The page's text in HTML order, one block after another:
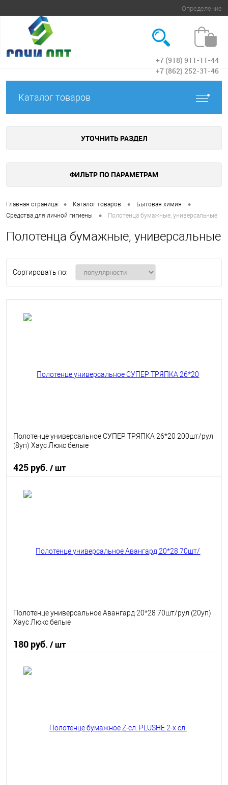
Определение
+7 (918) 911-11-44
+7 (862) 252-31-46
Каталог товаров
УТОЧНИТЬ РАЗДЕЛ
ФИЛЬТР ПО ПАРАМЕТРАМ
Главная страница • Каталог товаров • Бытовая химия •
Средства для личной гигиены • Полотенца бумажные, универсальные
Полотенца бумажные, универсальные
Сортировать по:
Полотенце универсальное СУПЕР ТРЯПКА 26*20 200шт/рул
(8уп) Хаус Люкс белые
425 руб. / шт
Полотенце универсальное Авангард 20*28 70шт/рул (20уп)
Хаус Люкс белые
180 руб. / шт